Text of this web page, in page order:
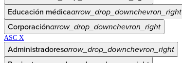
Educación médicaarrow_drop_downchevron_right
Corporaciónarrow_drop_downchevron_right
ASC X
Administradoresarrow_drop_downchevron_right